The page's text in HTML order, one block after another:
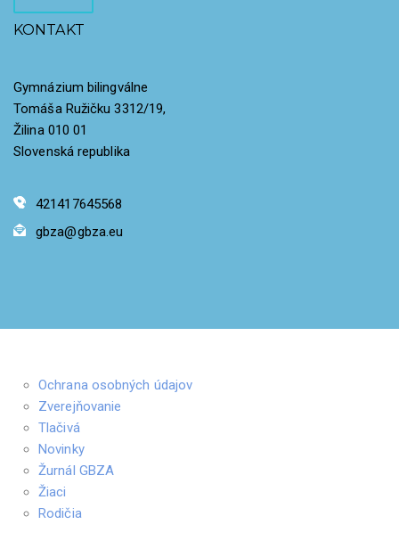
KONTAKT
Gymnázium bilingválne
Tomáša Ružičku 3312/19,
Žilina 010 01
Slovenská republika
421417645568
gbza@gbza.eu
Ochrana osobných údajov
Zverejňovanie
Tlačivá
Novinky
Žurnál GBZA
Žiaci
Rodičia